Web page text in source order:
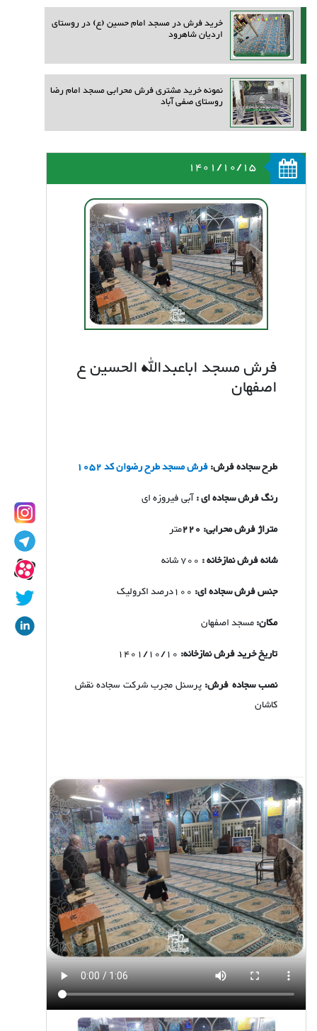
خرید فرش در مسجد امام حسین (ع) در روستای
اردیان شاهرود
نمونه خرید مشتری فرش محرابی مسجد امام رضا
روستای صفی آباد
1401/10/15
فرش مسجد اباعبدالله الحسین ع
اصفهان
طرح سجاده فرش:فرش مسجد طرح رضوان کد 1052
رنگ فرش سجاده ای :آبی فیروزه ای
متراژ فرش محرابی: 220
متر
شانه فرش نمازخانه :
جنس فرش سجاده ای: 100درصد اکرولیک
مکان:مسجد اصفهان
تاریخ خرید فرش نمازخانه: 1401/10/10
نصب سجاده فرش:پرسنل مجرب شرکت سجاده نقش
کاشان